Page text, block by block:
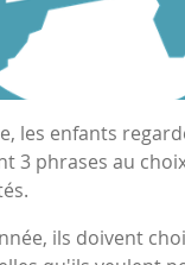
les enfants
3 phrases au
ils doivent